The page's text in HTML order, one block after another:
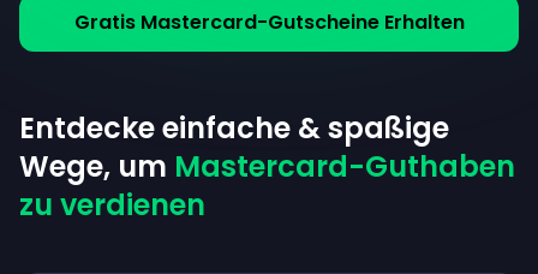
Gratis Mastercard-Gutscheine Erhalten
Entdecke einfache & spaßige
Wege, um Mastercard-Guthaben
zu verdienen